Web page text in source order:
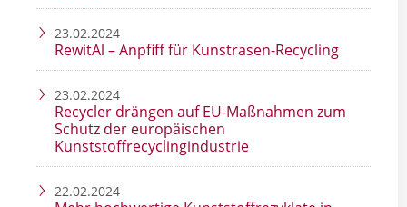
23.02.2024
RewitAl – Anpfiff für Kunstrasen-Recycling
23.02.2024
Recycler drängen auf EU-Maßnahmen zum
Schutz der europäischen
Kunststoffrecyclingindustrie
22.02.2024